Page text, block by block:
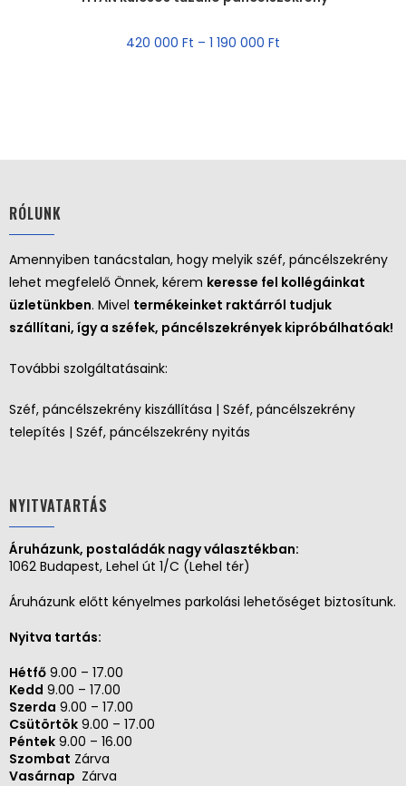
420 000 Ft – 1 190 000 Ft
RÓLUNK
Amennyiben tanácstalan, hogy melyik széf, páncélszekrény
lehet megfelelő Önnek, kérem keresse fel kollégáinkat
üzletünkben. Mivel termékeinket raktárról tudjuk
szállítani, így a széfek, páncélszekrények kipróbálhatóak!
További szolgáltatásaink:
Széf, páncélszekrény kiszállítása | Széf, páncélszekrény
telepítés | Széf, páncélszekrény nyitás
NYITVATARTÁS
Áruházunk, postaládák nagy választékban:
1062 Budapest, Lehel út 1/C (Lehel tér)
Áruházunk előtt kényelmes parkolási lehetőséget biztosítunk.
Nyitva tartás:
Hétfő 9.00 – 17.00
Kedd 9.00 – 17.00
Szerda 9.00 – 17.00
Csütörtök 9.00 – 17.00
Péntek 9.00 – 16.00
Szombat Zárva
Vasárnap Zárva